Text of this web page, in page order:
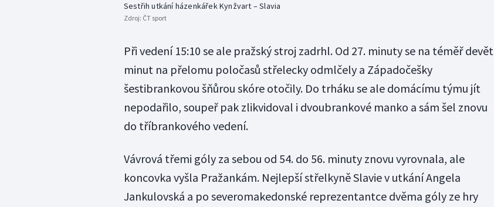
Sestřih utkání házenkářek Kynžvart – Slavia
Zdroj: ČT sport
Při vedení 15:10 se ale pražský stroj zadrhl. Od 27. minuty se na téměř devět
minut na přelomu poločasů střelecky odmlčely a Západočešky
šestibrankovou šňůrou skóre otočily. Do trháku se ale domácímu týmu jít
nepodařilo, soupeř pak zlikvidoval i dvoubrankové manko a sám šel znovu
do tříbrankového vedení.
Vávrová třemi góly za sebou od 54. do 56. minuty znovu vyrovnala, ale
koncovka vyšla Pražankám. Nejlepší střelkyně Slavie v utkání Angela
Jankulovská a po severomakedonské reprezentantce dvěma góly ze hry